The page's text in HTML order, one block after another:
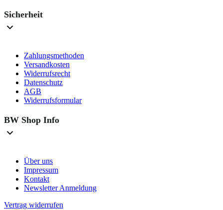
Sicherheit
Zahlungsmethoden
Versandkosten
Widerrufsrecht
Datenschutz
AGB
Widerrufsformular
BW Shop Info
Über uns
Impressum
Kontakt
Newsletter Anmeldung
Vertrag widerrufen